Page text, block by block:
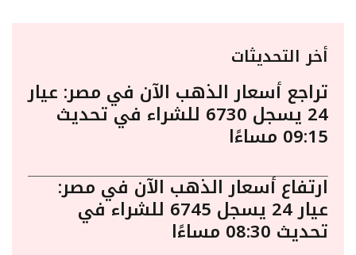
أخر التحديثات
تراجع أسعار الذهب الآن في مصر: عيار
24 يسجل 6730 للشراء في تحديث
09:15 مساءًا
ارتفاع أسعار الذهب الآن في مصر:
عيار 24 يسجل 6745 للشراء في
تحديث 08:30 مساءًا